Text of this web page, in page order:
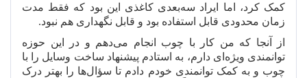
کمک کرد، اما ایراد سهبعدی کاغذی این بود که فقط مدت
زمان محدودی قابل استفاده بود و قابل نگهداری هم نبود.
از آنجا که من کار با چوب انجام میدهم و در این حوزه
توانمندی ویژه ای دارم، به استادم پیشنهاد ساخت وسایل را با
چوب و به کمک توانمندی خودم دادم تا سؤالها را بهتر درک